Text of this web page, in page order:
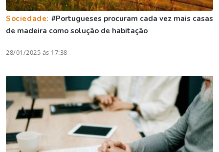
Sociedade: #Portugueses procuram cada vez mais casas
de madeira como solução de habitação
28/01/2025 às 17:38